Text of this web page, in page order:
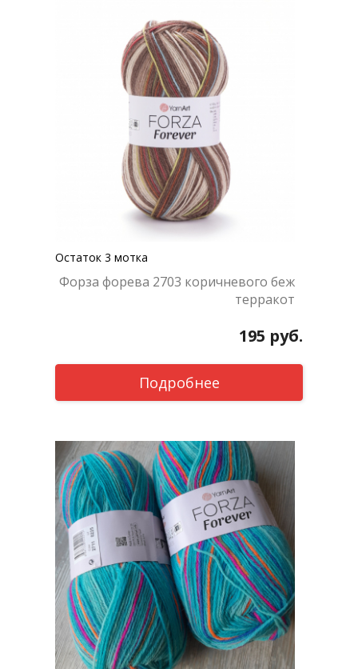
Остаток 3 мотка
Форза форева 2703 коричневого беж
терракот
195 руб.
Подробнее